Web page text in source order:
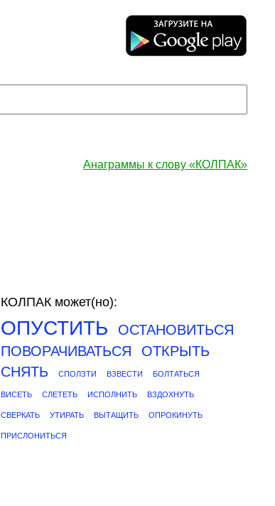
Анаграммы к слову «КОЛПАК»
КОЛПАК может(но):
ОПУСТИТЬ
ОСТАНОВИТЬСЯ
ПОВОРАЧИВАТЬСЯ
ОТКРЫТЬ
СНЯТЬ
СПОЛЗТИ ВЗВЕСТИ БОЛТАТЬСЯ
ВИСЕТЬ СЛЕТЕТЬ ИСПОЛНИТЬ ВЗДОХНУТЬ
СВЕРКАТЬ УТИРАТЬ ВЫТАЩИТЬ ОПРОКИНУТЬ
ПРИСЛОНИТЬСЯ